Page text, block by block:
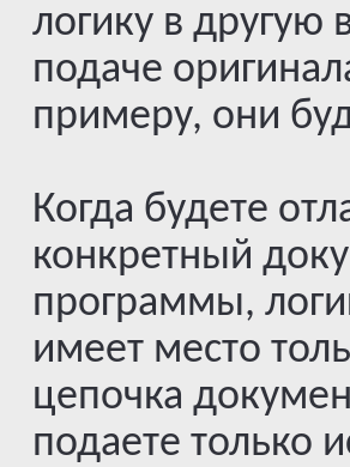
логику в другую
подаче
примеру, они
Когда будете
конкретный
программы,
имеет место
цепочка
подаете только